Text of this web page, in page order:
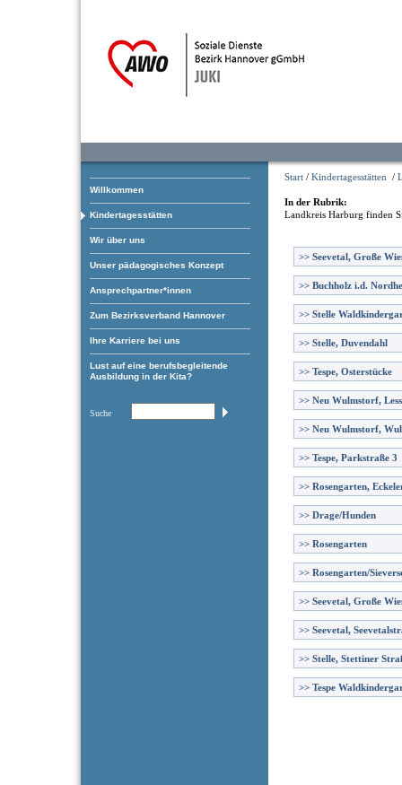
Willkommen
Kindertagesstätten
Wir über uns
Unser pädagogisches Konzept
Ansprechpartner*innen
Zum Bezirksverband Hannover
Ihre Karriere bei uns
Lust auf eine berufsbegleitende
Ausbildung in der Kita?
Suche
Start / Kindertagesstätten /
In der Rubrik:
Landkreis Harburg finden
>> Seevetal, Große
>> Buchholz i.d.
>> Stelle
>> Stelle, Duvendahl
>> Tespe, Osterstücke
>> Neu Wulmstorf,
>> Neu Wulmstorf,
>> Tespe, Parkstraße 3
>> Rosengarten,
>> Drage/Hunden
>> Rosengarten
>> Rosengarten/
>> Seevetal, Große
>> Seevetal,
>> Stelle, Stettiner
>> Tespe